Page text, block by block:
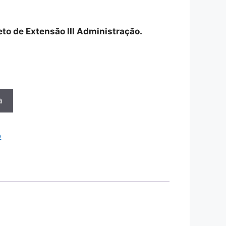
de Extensão III Administração.